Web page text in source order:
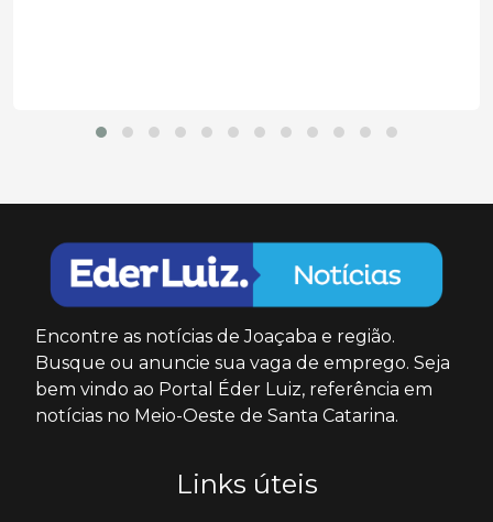
Encontre as notícias de Joaçaba e região.
Busque ou anuncie sua vaga de emprego. Seja
bem vindo ao Portal Éder Luiz, referência em
notícias no Meio-Oeste de Santa Catarina.
Links úteis